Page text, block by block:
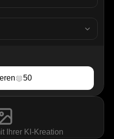
50
Ihrer KI-Kreation